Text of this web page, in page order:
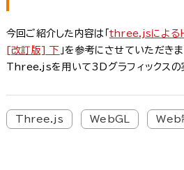
今回ご紹介した内容は「three.jsによる
[改訂版] 下 」を参考にさせていただきま
Three.jsを用いて3Dグラフィックスの
Three.js WebGL Web